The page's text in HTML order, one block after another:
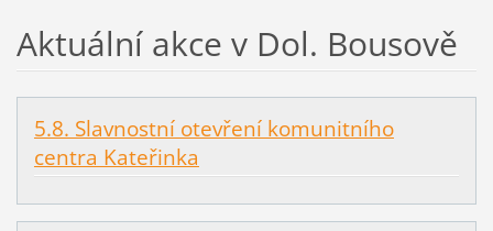
Aktuální akce v Dol. Bousově
5.8. Slavnostní otevření komunitního
centra Kateřinka